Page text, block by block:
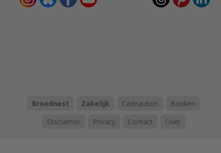
Broednest Zakelijk Cadeaubon
Boeken
Disclaimer
Privacy Contact Over